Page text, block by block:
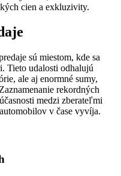
cien a exkluzivity.
sú miestom, kde sa
Tieto udalosti odhalujú
ale aj enormné sumy,
rekordných
medzi zberateľmi
v čase vyvíja.